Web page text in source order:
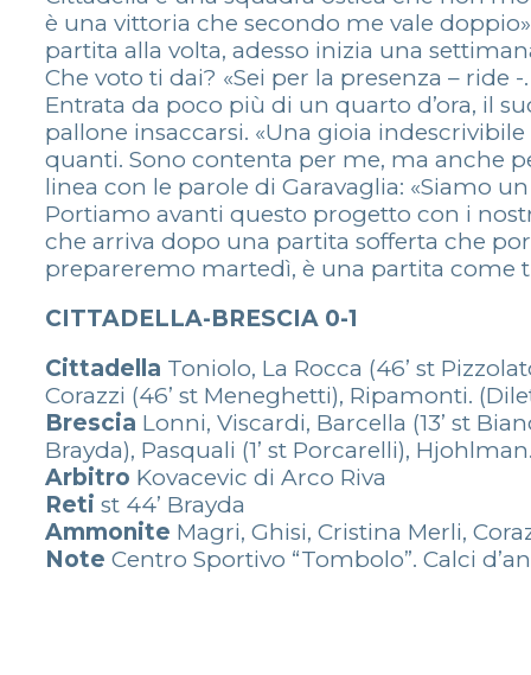
è una vittoria che secondo me vale
partita alla volta, adesso inizia una
Che voto ti dai? «Sei per la presenza – ride
Entrata da poco più di un quarto d’ora, il
pallone insaccarsi. «Una gioia
quanti. Sono contenta per me, ma anche
linea con le parole di Garavaglia: «Siamo
Portiamo avanti questo progetto con i
che arriva dopo una partita sofferta che
prepareremo martedì, è una partita come
CITTADELLA-BRESCIA 0-1
Cittadella Toniolo, La Rocca (46’ st
Corazzi (46’ st Meneghetti), Ripamonti.
Brescia Lonni, Viscardi, Barcella (13’ st
Brayda), Pasquali (1’ st Porcarelli),
Arbitro Kovacevic di Arco Riva
Reti st 44’ Brayda
Ammonite Magri, Ghisi, Cristina Merli,
Note Centro Sportivo “Tombolo”. Calci